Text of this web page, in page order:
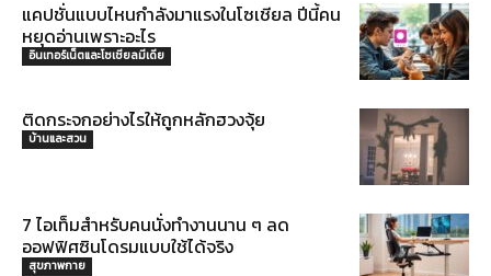
แคปชั่นแบบไหนกำลังมาแรงในโซเชียล ปีนี้คน
หยุดอ่านเพราะอะไร
อินเทอร์เน็ตและโซเชียลมีเดีย
ติดกระจกอย่างไรให้ถูกหลักฮวงจุ้ย
บ้านและสวน
7 ไอเท็มสำหรับคนนั่งทำงานนาน ๆ ลด
ออฟฟิศซินโดรมแบบใช้ได้จริง
สุขภาพกาย